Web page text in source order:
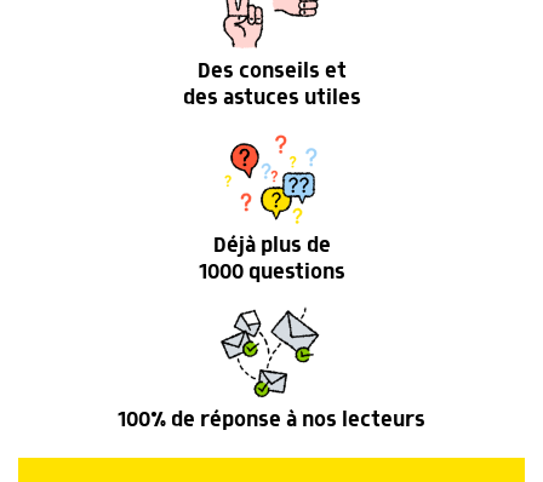
Des conseils et
des astuces utiles
Déjà plus de
1000 questions
100% de réponse à nos lecteurs